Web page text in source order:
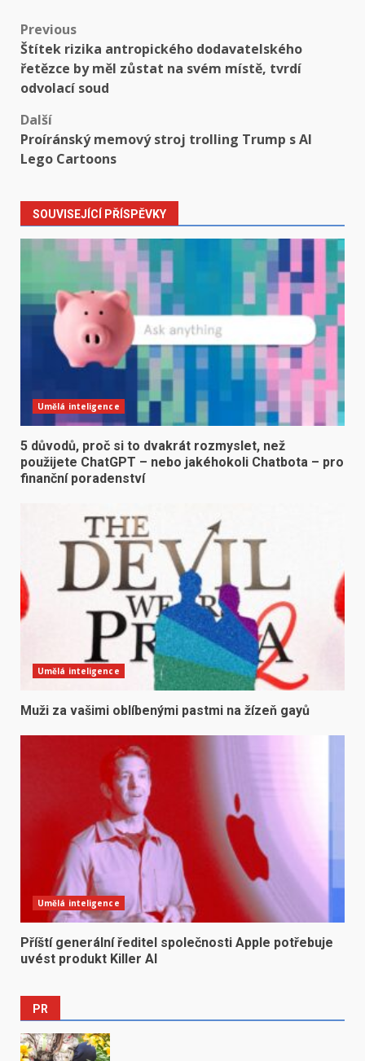
Post
navigation
Previous
Štítek rizika antropického dodavatelského
řetězce by měl zůstat na svém místě, tvrdí
odvolací soud
Další
Proíránský memový stroj trolling Trump s AI
Lego Cartoons
SOUVISEJÍCÍ PŘÍSPĚVKY
Umělá inteligence
5 důvodů, proč si to dvakrát rozmyslet, než
použijete ChatGPT – nebo jakéhokoli Chatbota – pro
finanční poradenství
Umělá inteligence
Muži za vašimi oblíbenými pastmi na žízeň gayů
Umělá inteligence
Příští generální ředitel společnosti Apple potřebuje
uvést produkt Killer AI
PR